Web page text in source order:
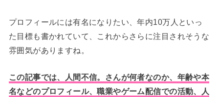
プロフィールには有名になりたい、年内10万人といっ
た目標も書かれていて、これからさらに注目されそうな
雰囲気がありますね。
この記事では、人間不信。さんが何者なのか、年齢や本
名などのプロフィール、職業やゲーム配信での活動、人